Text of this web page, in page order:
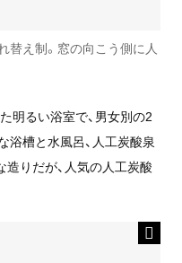
替え制。窓の向こう側に人
明るい浴室で、男女別の2
浴槽と水風呂、人工炭酸泉
りだが、人気の人工炭酸